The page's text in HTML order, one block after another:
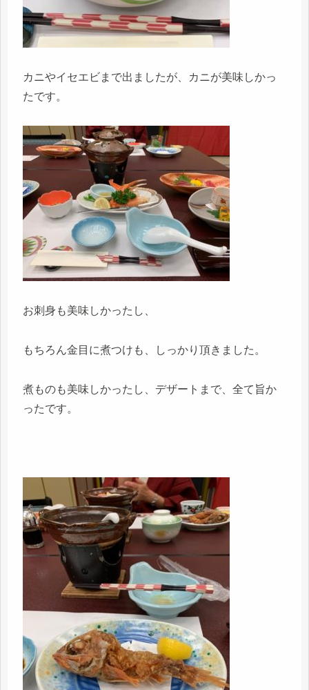
カニやイセエビまで出ましたが、カニが美味しかっ
たです。
お刺身も美味しかったし、
もちろん金目に煮つけも、しっかり頂きました。
煮ものも美味しかったし、デザートまで、全て旨か
ったです。